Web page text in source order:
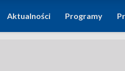
Aktualności Programy